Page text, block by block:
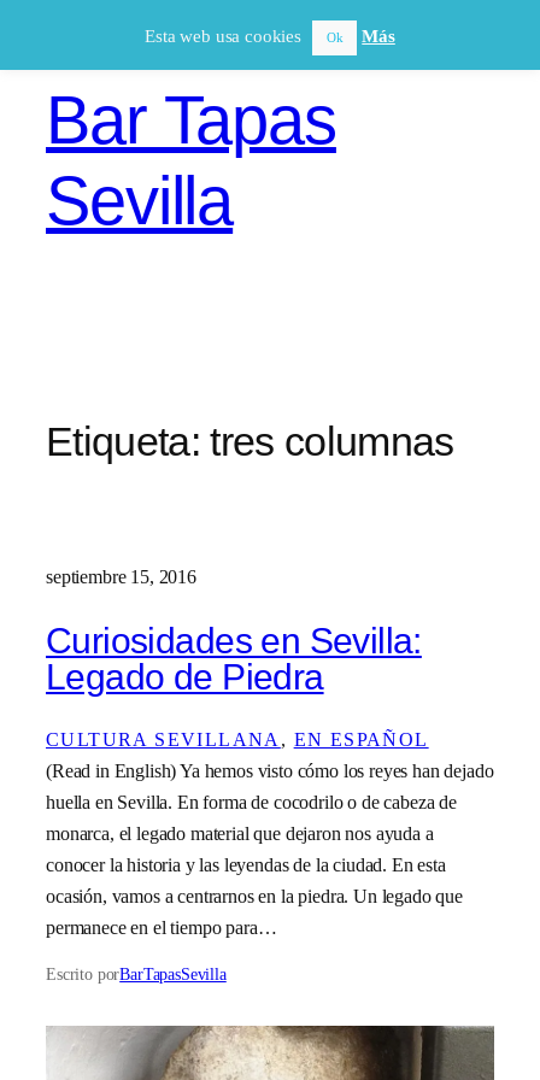
Bar Tapas
Sevilla
Etiqueta:tres columnas
septiembre 15, 2016
Curiosidades en Sevilla:
Legado de Piedra
CULTURA SEVILLANA, EN ESPAÑOL
(Read in English) Ya hemos visto cómo los reyes han dejado
huella en Sevilla. En forma de cocodrilo o de cabeza de
monarca, el legado material que dejaron nos ayuda a
conocer la historia y las leyendas de la ciudad. En esta
ocasión, vamos a centrarnos en la piedra. Un legado que
permanece en el tiempo para…
Escrito porBarTapasSevilla
Esta web usa cookies Ok Más